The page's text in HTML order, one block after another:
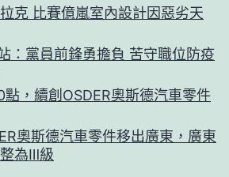
克 比賽億嵐室內設計因惡劣天
：黨員前鋒勇擔負 苦守職位防疫
，續創OSDER奧斯德汽車零件
奧斯德汽車零件移出廣東，廣東
為Ⅲ級